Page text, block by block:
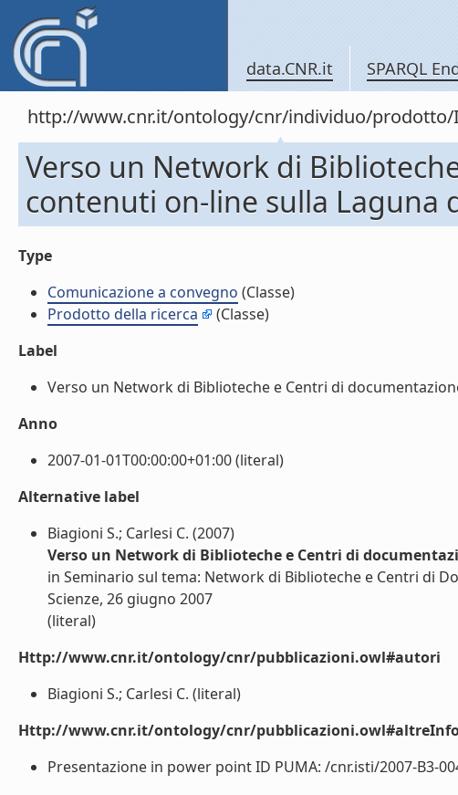
data.CNR.it SPARQL
http://www.cnr.it/ontology/cnr/individuo/prodotto/
Verso un Network di
contenuti on-line sulla Laguna
Type
Comunicazione a convegno (Classe)
Prodotto della ricerca
(Classe)
Label
Verso un Network di Biblioteche e Centri di
Anno
2007-01-01T00:00:00+01:00 (literal)
Alternative label
Biagioni S.; Carlesi C. (2007)
Verso un Network di Biblioteche e Centri di
in Seminario sul tema: Network di Biblioteche e Centri di
Scienze, 26 giugno 2007
(literal)
Http://www.cnr.it/ontology/cnr/pubblicazioni.owl#autori
Biagioni S.; Carlesi C. (literal)
Http://www.cnr.it/ontology/cnr/
Presentazione in power point ID PUMA: /cnr.isti/2007-B3-